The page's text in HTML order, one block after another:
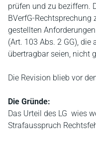
prüfen und zu beziffern.
BVerfG-Rechtsprechung
gestellten
(Art. 103 Abs. 2 GG), die
übertragbar seien, nicht
Die Revision blieb vor
Die Gründe:
Das Urteil des LG wies
Strafausspruch